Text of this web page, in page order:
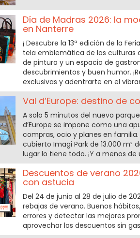
Día de Madras 2026: la
en Nanterre
¡ Descubre la 13ª edición de la
tela emblemática de las culturas
de pintura y un espacio de
descubrimientos y buen humor.
exclusivas y adentrarte en el
Val d’Europe: destino de
A solo 5 minutos del nuevo
d’Europe se impone como una
compras, ocio y planes en
cubierto Imagi Park de 13.000 m²
lugar lo tiene todo. ¡Y a menos de
Descuentos de verano
con astucia
Del 24 de junio al 28 de julio de
rebajas de verano. Buenos
errores y detectar las mejores
aprovechar los descuentos sin